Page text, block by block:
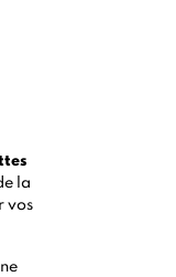
la
vos